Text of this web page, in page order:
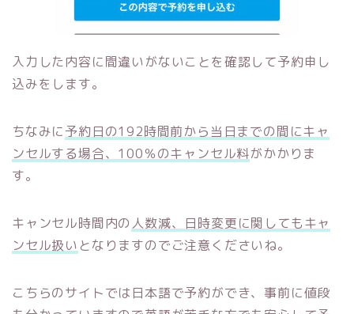
入力した内容に間違いがないことを確認して予約申し
込みをします。
ちなみに予約日の192時間前から当日までの間にキャ
ンセルする場合、100％のキャンセル料がかかりま
す。
キャンセル時間内の 人数減、日時変更に関してもキャ
ンセル扱い となりますのでご注意くださいね。
こちらのサイトでは日本語で予約ができ、事前に値段